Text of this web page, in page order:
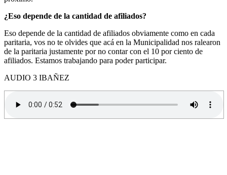
¿Eso depende de la cantidad de afiliados?
Eso depende de la cantidad de afiliados obviamente como en cada
paritaria, vos no te olvides que acá en la Municipalidad nos ralearon
de la paritaria justamente por no contar con el 10 por ciento de
afiliados. Estamos trabajando para poder participar.
AUDIO 3 IBAÑEZ